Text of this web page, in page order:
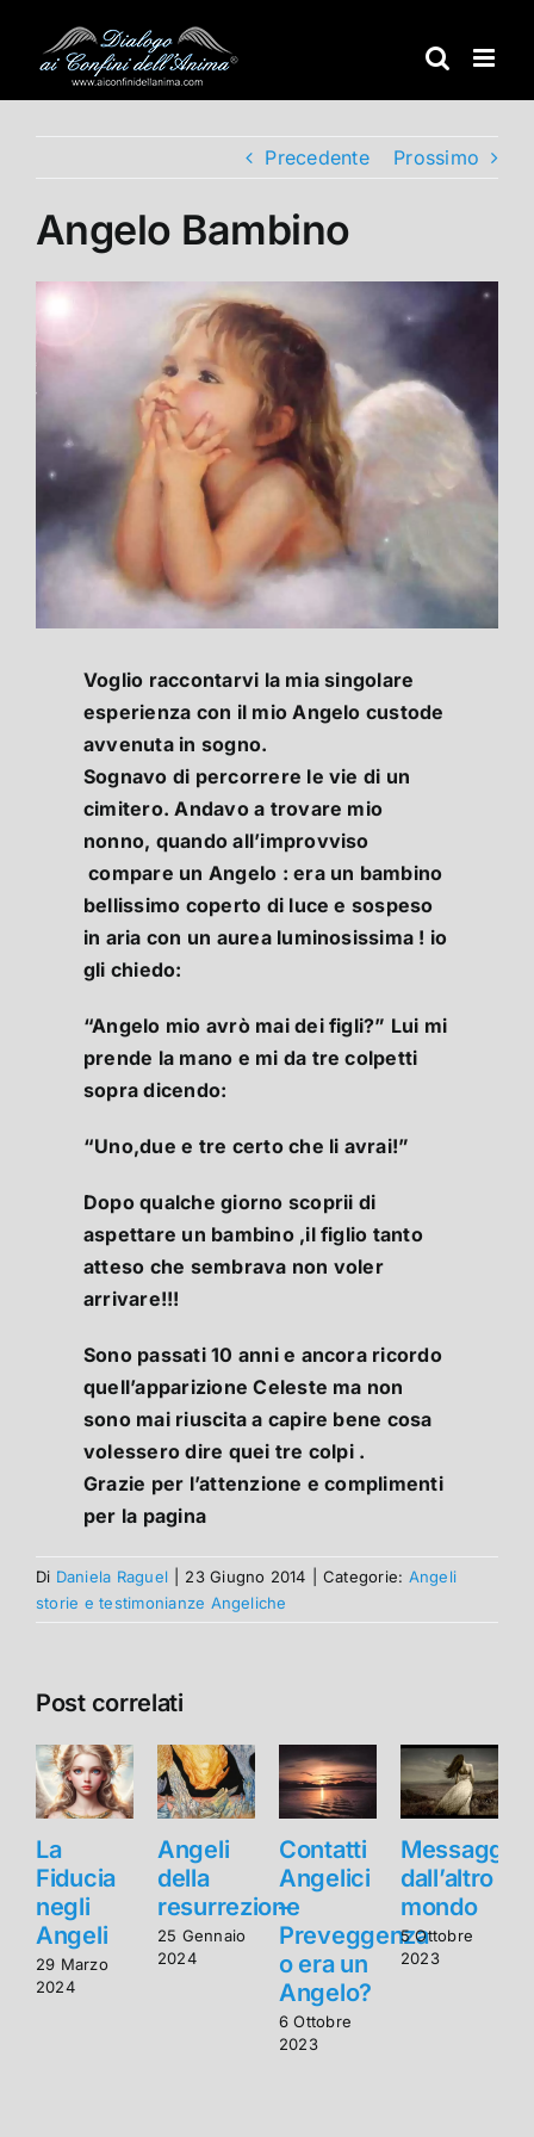
contenuto
Precedente Prossimo
Angelo Bambino
Voglio raccontarvi la mia singolare
esperienza con il mio Angelo custode
avvenuta in sogno.
Sognavo di percorrere le vie di un
cimitero. Andavo a trovare mio
nonno, quando all’improvviso
compare un Angelo : era un bambino
bellissimo coperto di luce e sospeso
in aria con un aurea luminosissima ! io
gli chiedo:
“Angelo mio avrò mai dei figli?” Lui mi
prende la mano e mi da tre colpetti
sopra dicendo:
“Uno,due e tre certo che li avrai!”
Dopo qualche giorno scoprii di
aspettare un bambino ,il figlio tanto
atteso che sembrava non voler
arrivare!!!
Sono passati 10 anni e ancora ricordo
quell’apparizione Celeste ma non
sono mai riuscita a capire bene cosa
volessero dire quei tre colpi .
Grazie per l’attenzione e complimenti
per la pagina
Di Daniela Raguel 23 Giugno 2014 Categorie: Angeli
storie e testimonianze Angeliche
Post correlati
La
Fiducia
negli
Angeli
29 Marzo
2024
Angeli
della
resurrezione
25 Gennaio
2024
Contatti
Angelici
–
Preveggenza
o era un
Angelo?
6 Ottobre
2023
Messaggi
dall’altro
mondo
5 Ottobre
2023